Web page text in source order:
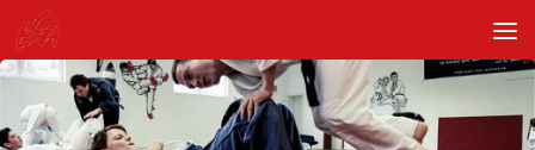
Unter dem Inhalt